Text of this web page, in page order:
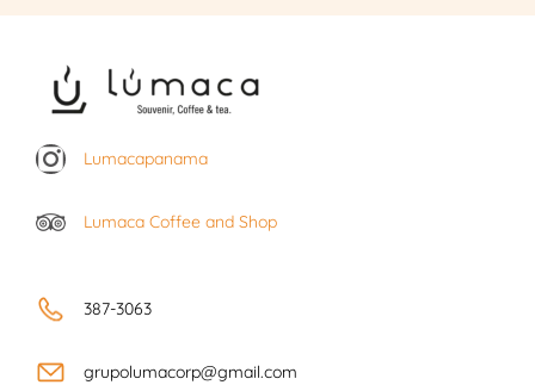
Lumacapanama
Lumaca Coffee and Shop
387-3063
grupolumacorp@gmail.com